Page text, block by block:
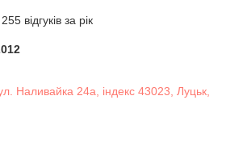
відгуків за рік
Наливайка 24а, індекс 43023, Луцьк,